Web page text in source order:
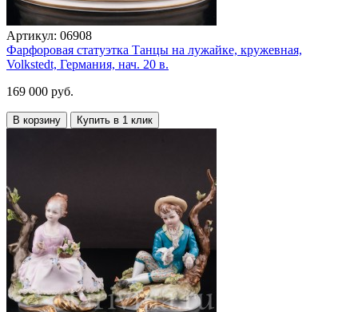
Артикул: 06908
Фарфоровая статуэтка Танцы на лужайке, кружевная,
Volkstedt, Германия, нач. 20 в.
169 000 руб.
В корзину Купить в 1 клик